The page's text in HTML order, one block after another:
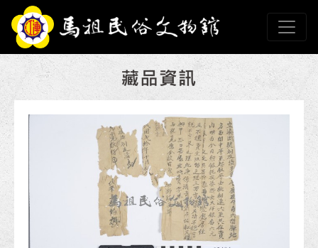
跳到主要內容
連江縣政府馬祖民俗文
網頁導覽
:::